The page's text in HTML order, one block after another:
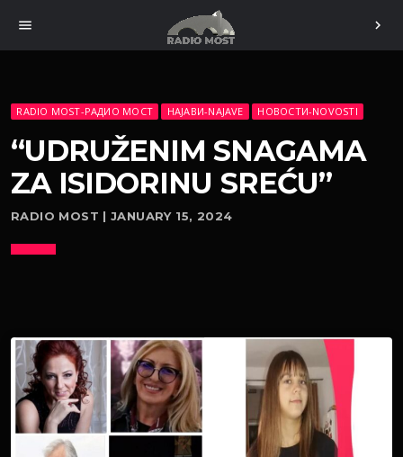
menu chevron_right
RADIO MOST-РАДИО МОСТ НАЈАВИ-NAJAVE НОВОСТИ-NOVOSTI
“UDRUŽENIM SNAGAMA
ZA ISIDORINU SREĆU”
RADIO MOST | JANUARY 15, 2024